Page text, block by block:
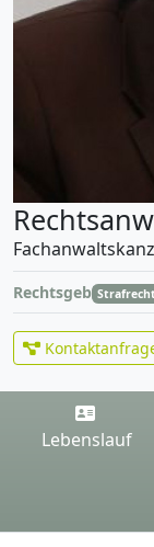
RechtsgebieteStrafrecht
Lebenslauf